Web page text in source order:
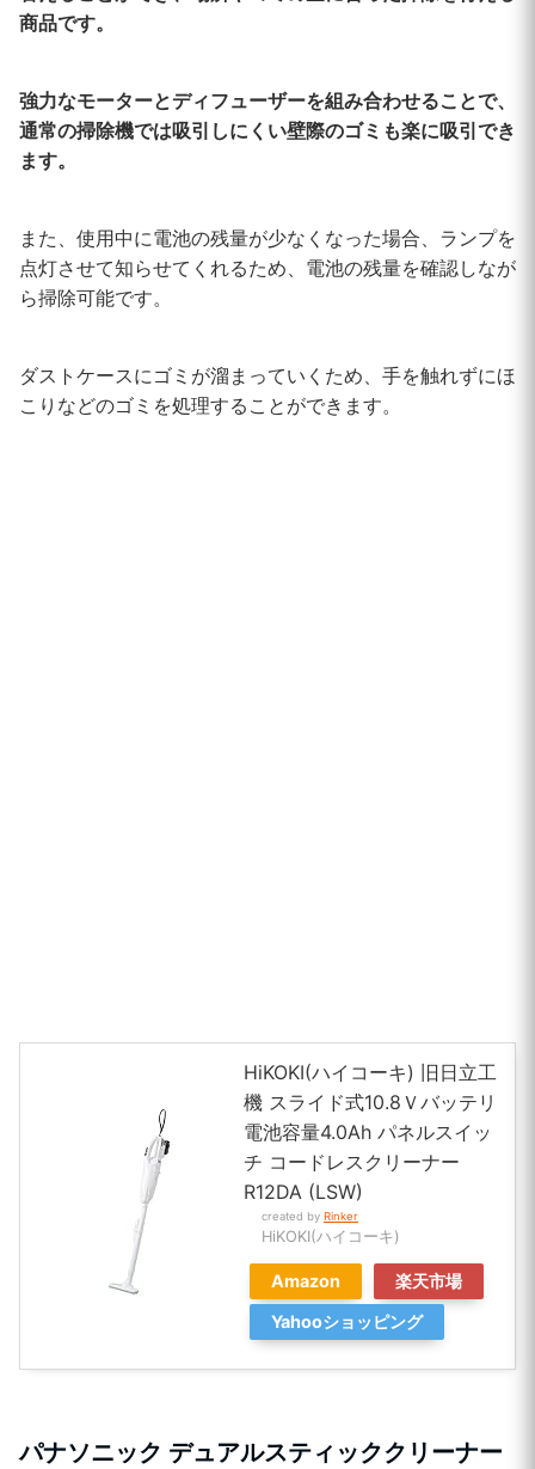
商品です。
強力なモーターとディフューザーを組み合わせることで、
通常の掃除機では吸引しにくい壁際のゴミも楽に吸引でき
ます。
また、使用中に電池の残量が少なくなった場合、ランプを
点灯させて知らせてくれるため、電池の残量を確認しなが
ら掃除可能です。
ダストケースにゴミが溜まっていくため、手を触れずにほ
こりなどのゴミを処理することができます。
HiKOKI(ハイコーキ) 旧日立工
機 スライド式10.8Ｖバッテリ
電池容量4.0Ah パネルスイッ
チ コードレスクリーナー
R12DA (LSW)
created by Rinker
HiKOKI(ハイコーキ)
Amazon
楽天市場
Yahooショッピング
パナソニック デュアルスティッククリーナー